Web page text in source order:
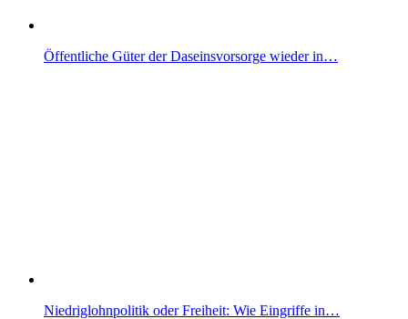
Öffentliche Güter der Daseinsvorsorge wieder in…
Niedriglohnpolitik oder Freiheit: Wie Eingriffe in…